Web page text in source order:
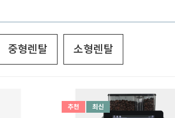
온수기/우유스팀기
블렌더
CAN 캔시머 캔실링기
중형렌탈 소형렌탈
추천 최신